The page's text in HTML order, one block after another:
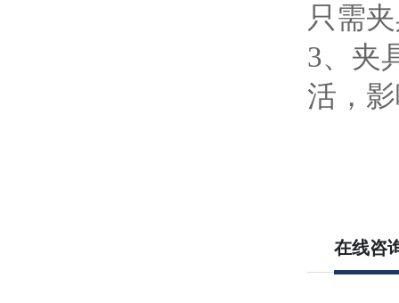
只需
3、夹
活，
在线咨